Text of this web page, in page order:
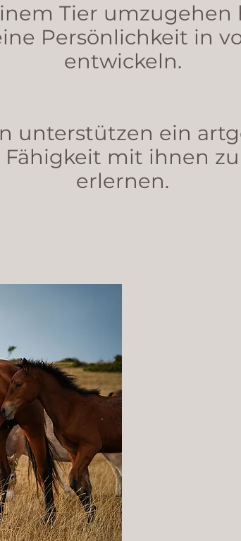
Tier umzugehen
Persönlichkeit in
entwickeln.
unterstützen ein
mit ihnen
erlernen.